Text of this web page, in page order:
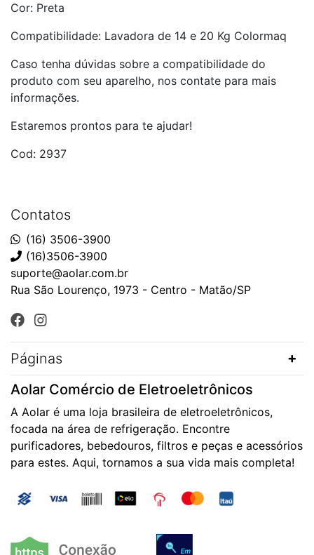
Cor: Preta
Compatibilidade: Lavadora de 14 e 20 Kg Colormaq
Caso tenha dúvidas sobre a compatibilidade do
produto com seu aparelho, nos contate para mais
informações.
Estaremos prontos para te ajudar!
Cod: 2937
Contatos
(16) 3506-3900
(16)3506-3900
suporte@aolar.com.br
Rua São Lourenço, 1973 - Centro - Matão/SP
Páginas
Aolar Comércio de Eletroeletrônicos
A Aolar é uma loja brasileira de eletroeletrônicos,
focada na área de refrigeração. Encontre
purificadores, bebedouros, filtros e peças e acessórios
para estes. Aqui, tornamos a sua vida mais completa!